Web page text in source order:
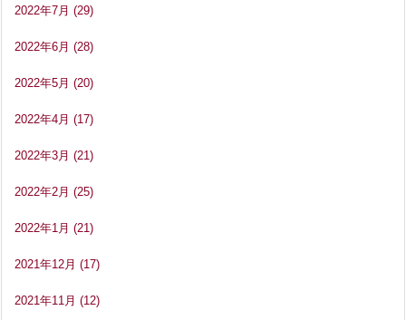
2022年7月 (29)
2022年6月 (28)
2022年5月 (20)
2022年4月 (17)
2022年3月 (21)
2022年2月 (25)
2022年1月 (21)
2021年12月 (17)
2021年11月 (12)